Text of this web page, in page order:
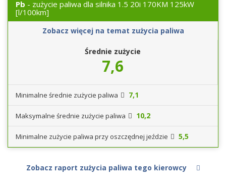
Pb - zużycie paliwa dla silnika 1.5 20i 170KM 125kW
[l/100km]
Średnie zużycie
7,6
Minimalne średnie zużycie paliwa 7,1
Maksymalne średnie zużycie paliwa 10,2
Minimalne zużycie paliwa przy oszczędnej jeździe 5,5
Zobacz więcej na temat zużycia paliwa
Zobacz raport zużycia paliwa tego kierowcy